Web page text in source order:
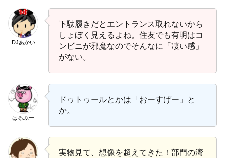
DJあかい
下駄履きだとエントランス取れないから
しょぼく見えるよね。住友でも有明はコ
ンビニが邪魔なのでそんなに「凄い感」
がない。
はるぶー
ドゥトゥールとかは「おーすげー」と
か。
実物見て、想像を超えてきた！部門の湾